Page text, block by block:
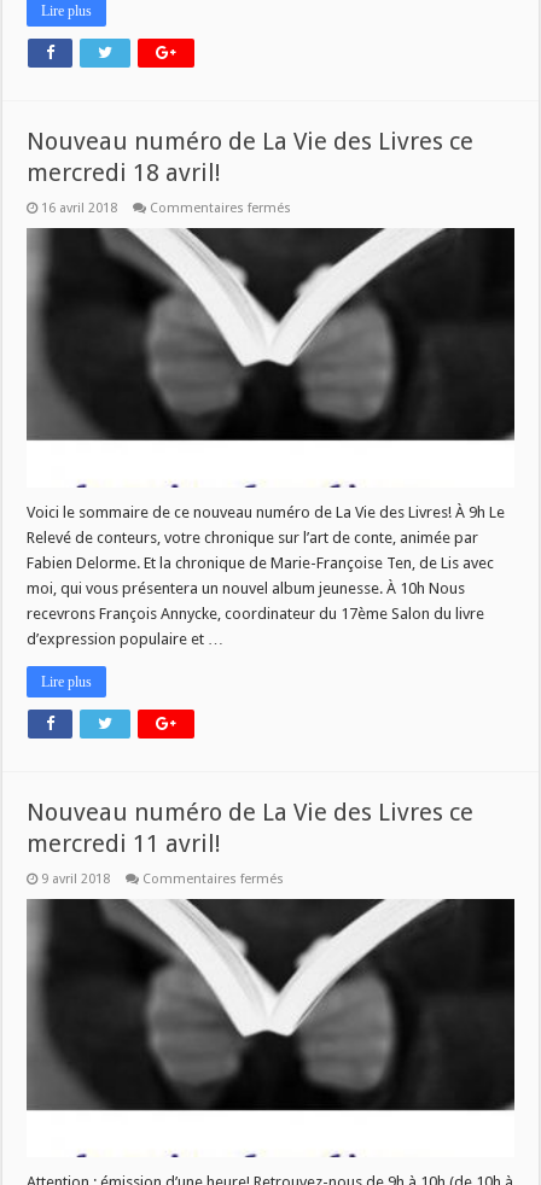
Lire plus
Nouveau numéro de La Vie des Livres ce
mercredi 18 avril!
16 avril 2018 Commentaires fermés
Vie
des
Livres
mercredi
18
Voici le sommaire de ce nouveau numéro de La Vie des Livres! À 9h Le
Relevé de conteurs, votre chronique sur l’art de conte, animée par
Fabien Delorme. Et la chronique de Marie-Françoise Ten, de Lis avec
moi, qui vous présentera un nouvel album jeunesse. À 10h Nous
recevrons François Annycke, coordinateur du 17ème Salon du livre
d’expression populaire et …
Lire plus
Nouveau numéro de La Vie des Livres ce
mercredi 11 avril!
9 avril 2018 Commentaires fermés
Vie
des
Livres
mercredi
11